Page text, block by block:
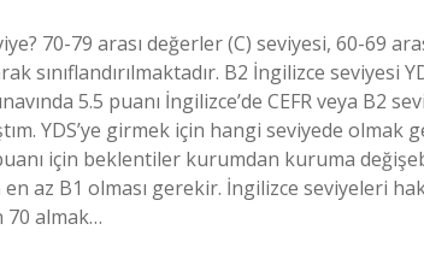
70-79 arası değerler (C) seviyesi, 60-69
sınıflandırılmaktadır. B2 İngilizce seviyesi
5.5 puanı İngilizce’de CEFR veya B2
YDS’ye girmek için hangi seviyede
için beklentiler kurumdan kuruma
az B1 olması gerekir. İngilizce seviyeleri
70 almak…